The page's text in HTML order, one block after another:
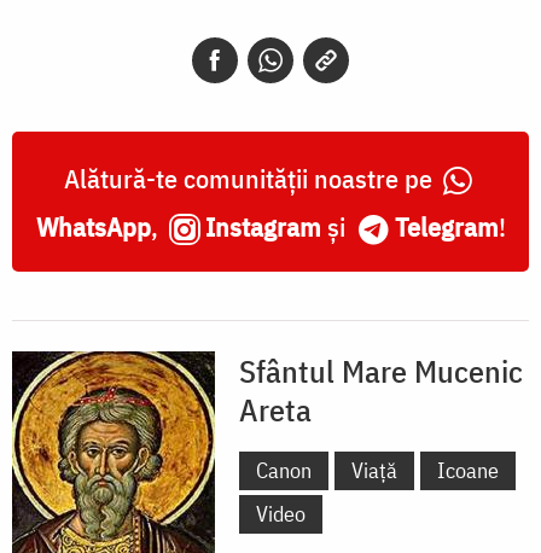
Alătură-te comunității noastre pe
WhatsApp, Instagram și Telegram!
Sfântul Mare Mucenic
Areta
Canon Viață
Icoane
Video